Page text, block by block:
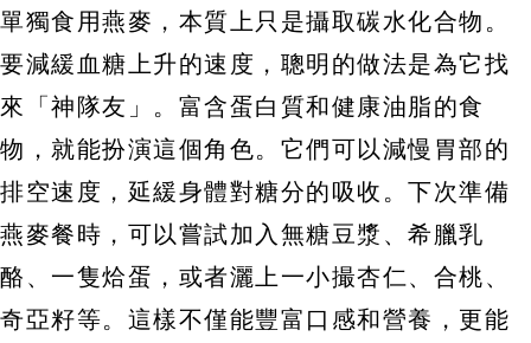
單獨食用燕麥，本質上只是攝取碳水化合物。
要減緩血糖上升的速度，聰明的做法是為它找
來「神隊友」。富含蛋白質和健康油脂的食
物，就能扮演這個角色。它們可以減慢胃部的
排空速度，延緩身體對糖分的吸收。下次準備
燕麥餐時，可以嘗試加入無糖豆漿、希臘乳
酪、一隻烚蛋，或者灑上一小撮杏仁、合桃、
奇亞籽等。這樣不僅能豐富口感和營養，更能